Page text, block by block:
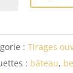
:Tirages
: bâteau,